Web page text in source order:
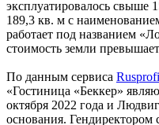
эксплуатировалось свыше
189,3 кв. м с
работает под названием
стоимость земли
По данным сервиса
«Гостиница «Беккер»
октября 2022 года и
основания. Гендиректором